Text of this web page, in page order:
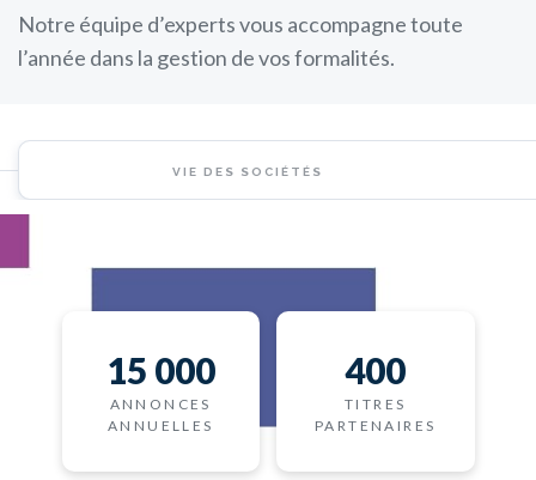
Notre équipe d’experts vous accompagne toute
l’année dans la gestion de vos formalités.
VIE DES SOCIÉTÉS
15 000
ANNONCES
ANNUELLES
400
TITRES
PARTENAIRES